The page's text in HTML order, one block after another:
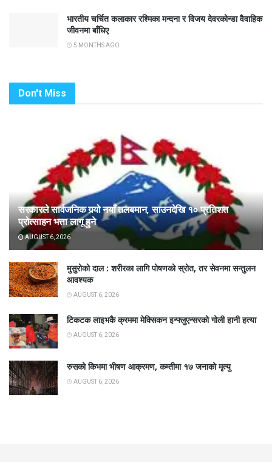
भारतीय चर्चित कलाकार रश्मिका मन्दना र विजय देवरकोन्डा वैवाहिक
जीवनमा बाँधिए
5 MONTHS AGO
Don't Miss
सरकारले सार्वजनिक गर्‍यो नयाँ तलबमान, साउनदेखि १० प्रतिशत
प्रोत्साहन भत्ता लागू हुने
AUGUST 6, 2026
मुसुरोको दाल : शरीरका लागि पोषणको स्रोत, तर सेवनमा सन्तुलन
आवश्यक
AUGUST 6, 2026
टिकटक लाइभकै क्रममा मेक्सिकन इन्फ्लुएन्सरको गोली हानी हत्या
AUGUST 6, 2026
रुसको किभमा भीषण आक्रमण, कम्तीमा १७ जनाको मृत्यु
AUGUST 6, 2026